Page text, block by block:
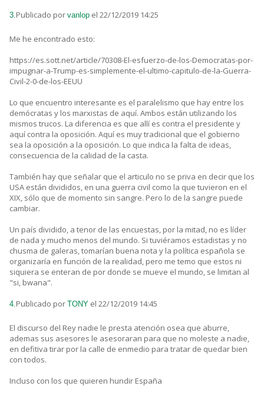
3.Publicado por vanlop el 22/12/2019 14:25
Me he encontrado esto:
https://es.sott.net/article/70308-El-esfuerzo-de-los-Democratas-por-
impugnar-a-Trump-es-simplemente-el-ultimo-capitulo-de-la-Guerra-
Civil-2-0-de-los-EEUU
Lo que encuentro interesante es el paralelismo que hay entre los
demócratas y los marxistas de aquí. Ambos están utilizando los
mismos trucos. La diferencia es que allí es contra el presidente y
aquí contra la oposición. Aquí es muy tradicional que el gobierno
sea la oposición a la oposición. Lo que indica la falta de ideas,
consecuencia de la calidad de la casta.
También hay que señalar que el articulo no se priva en decir que los
USA están divididos, en una guerra civil como la que tuvieron en el
XIX, sólo que de momento sin sangre. Pero lo de la sangre puede
cambiar.
Un país dividido, a tenor de las encuestas, por la mitad, no es líder
de nada y mucho menos del mundo. Si tuviéramos estadistas y no
chusma de galeras, tomarían buena nota y la política española se
organizaría en función de la realidad, pero me temo que estos ni
siquiera se enteran de por donde se mueve el mundo, se limitan al
"si, bwana".
4.Publicado por TONY el 22/12/2019 14:45
El discurso del Rey nadie le presta atención osea que aburre,
ademas sus asesores le asesoraran para que no moleste a nadie,
en defitiva tirar por la calle de enmedio para tratar de quedar bien
con todos.
Incluso con los que quieren hundir España